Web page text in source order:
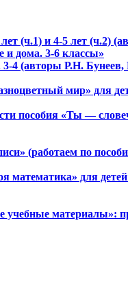
(ч.1) и 4-5 лет
и дома. 3-6 классы»
3-4 (авторы Р.Н.
мир» для
пособия «Ты —
(работаем по
математика» для
материалы»: